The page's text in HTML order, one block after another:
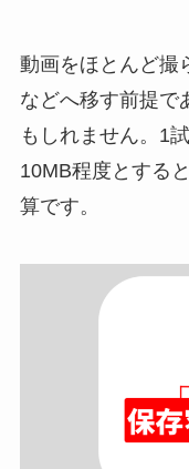
動画をほとんど撮
などへ移す前提で
もしれません。1
10MB程度とする
算です。